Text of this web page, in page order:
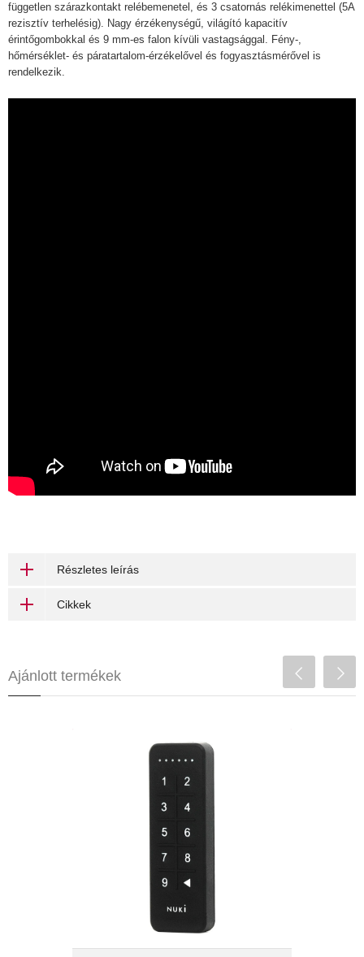
független szárazkontakt relébemenetel, és 3 csatornás relékimenettel (5A
rezisztív terhelésig). Nagy érzékenységű, világító kapacitív
érintőgombokkal és 9 mm-es falon kívüli vastagsággal. Fény-,
hőmérséklet- és páratartalom-érzékelővel és fogyasztásmérővel is
rendelkezik.
Részletes leírás
Cikkek
Ajánlott termékek
NUKI Keypad
könnyen telepíthető
Bluetooth kapcsolat
cseregarancia ellopáskor
A Keypad egy kódpad (számbillentyűzet).
Akár 200 darab 6-számjegyű kód tárolására
is képes. Bluetooth-on kapcsolódik a Smart